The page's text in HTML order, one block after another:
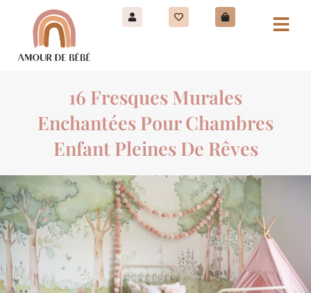
16 Fresques Murales
Enchantées Pour Chambres
Enfant Pleines De Rêves